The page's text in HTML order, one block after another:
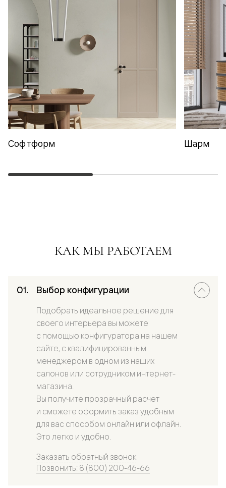
Софтформ Шарм
КАК МЫ РАБОТАЕМ
Выбор конфигурации
Подобрать идеальное решение для
своего интерьера вы можете
с помощью конфигуратора на нашем
сайте, с квалифицированным
менеджером в одном из наших
салонов или сотрудником интернет-
магазина.
Вы получите прозрачный расчет
и сможете оформить заказ удобным
для вас способом онлайн или офлайн.
Это легко и удобно.
Заказать обратный звонок
Позвонить: 8 (800) 200-46-66